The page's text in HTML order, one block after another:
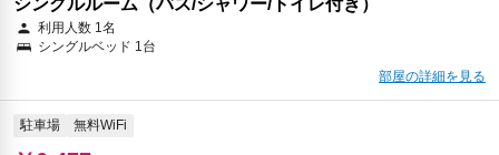
シングルルーム（バス/シャワー/トイレ付き）
利用人数 1名
シングルベッド 1台
部屋の詳細を見る
駐車場 無料WiFi